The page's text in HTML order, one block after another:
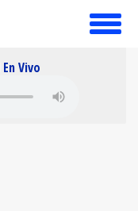
toggle
En Vivo